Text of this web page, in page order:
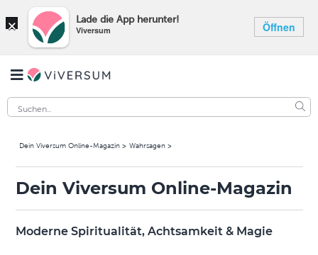
× Lade die App herunter!
Viversum Öffnen
Dein Viversum Online-Magazin Wahrsagen
Dein Viversum Online-Magazin
Moderne Spiritualität, Achtsamkeit & Magie